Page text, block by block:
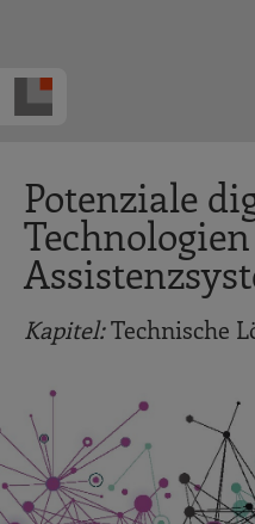
Potenziale
Kapitel:Technische